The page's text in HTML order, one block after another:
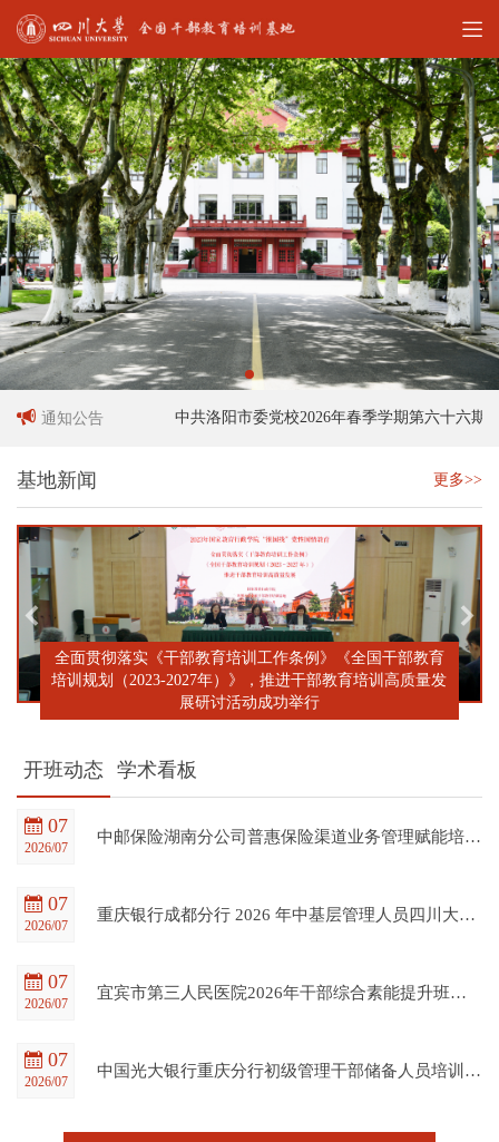
通知公告
招聘启事 中共洛阳市委党校2026年春季学期第六十六期中
基地新闻 更多>>
全面贯彻落实《干部教育培训工作条例》《全国干部教育
培训规划（2023-2027年）》，推进干部教育培训高质量发
展研讨活动成功举行
开班动态 学术看板
07
2026/07
中邮保险湖南分公司普惠保险渠道业务管理赋能培训班在四川大学全国干部教育培训基地顺利开班
07
2026/07
重庆银行成都分行 2026 年中基层管理人员四川大学培训项目（第一期）在四川大学全国干部教育培训基地顺利开班
07
2026/07
宜宾市第三人民医院2026年干部综合素能提升班在四川大学全国干部教育培训基地顺利开班
07
2026/07
中国光大银行重庆分行初级管理干部储备人员培训班在四川大学全国干部教育培训基地顺利开班